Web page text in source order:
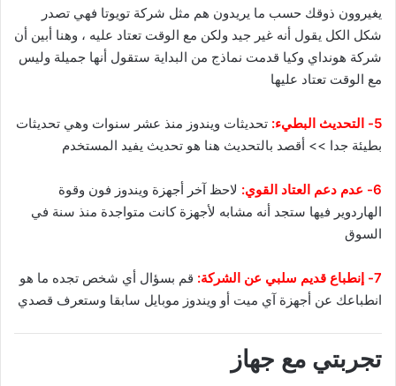
يغيروون ذوقك حسب ما يريدون هم مثل شركة تويوتا فهي تصدر
شكل الكل يقول أنه غير جيد ولكن مع الوقت تعتاد عليه ، وهنا أبين أن
شركة هونداي وكيا قدمت نماذج من البداية ستقول أنها جميلة وليس
مع الوقت تعتاد عليها
5- التحديث البطيء:
تحديثات ويندوز منذ عشر سنوات وهي تحديثات
بطيئة جدا >> أقصد بالتحديث هنا هو تحديث يفيد المستخدم
6- عدم دعم العتاد القوي:
لاحظ آخر أجهزة ويندوز فون وقوة
الهاردوير فيها ستجد أنه مشابه لأجهزة كانت متواجدة منذ سنة في
السوق
7- إنطباع قديم سلبي عن الشركة:
قم بسؤال أي شخص تجده ما هو
انطباعك عن أجهزة آي ميت أو ويندوز موبايل سابقا وستعرف قصدي
تجربتي مع جهاز